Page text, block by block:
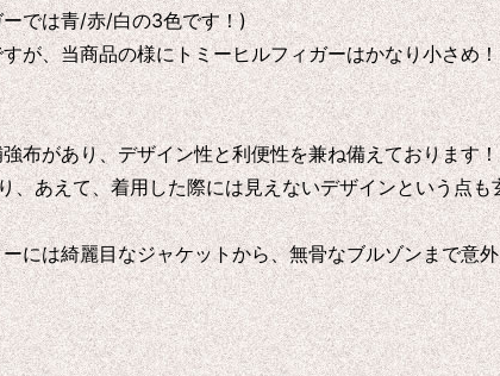
では青/赤/白の3色です！)
が、当商品の様にトミーヒルフィガーはかなり小さめ！
布があり、デザイン性と利便性を兼ね備えております！
あえて、着用した際には見えないデザインという点も
には綺麗目なジャケットから、無骨なブルゾンまで意